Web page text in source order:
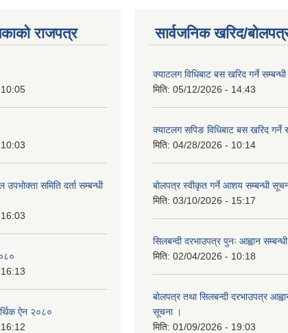
राजपत्र
समिति दर्ता सम्बन्धी
ऐन २०८०
सार्वजनिक खरिद/
क्याटलग विधिबाट बस खरिद गर्ने
मिति: 05/12/2026 - 14:43
क्याटलग सपिङ विधिबाट बस खरिद गर्ने
मिति: 04/28/2026 - 10:14
बोलपत्र स्वीकृत गर्ने आशय सम्बन्धी
मिति: 03/10/2026 - 15:17
सिलबन्दी दरभाउपत्र पुनः आह्वान
मिति: 02/04/2026 - 10:18
बोलपत्र तथा सिलबन्दी दरभाउपत्र
सूचना ।
मिति: 01/09/2026 - 19:03